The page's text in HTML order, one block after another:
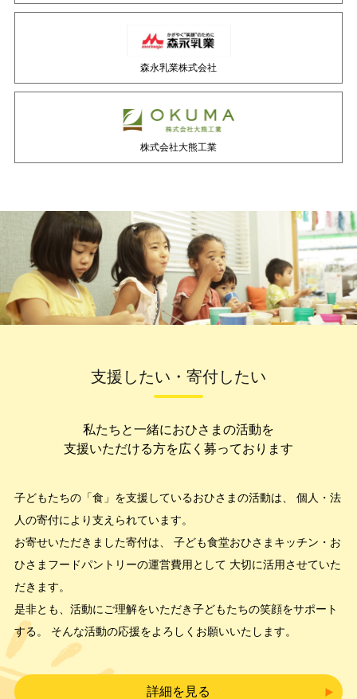
森永乳業株式会社
株式会社大熊工業
支援したい・寄付したい
私たちと一緒におひさまの活動を
支援いただける方を広く募っております
子どもたちの「食」を支援しているおひさまの活動は、
個人・法
人の寄付により支えられています。
お寄せいただきました寄付は、
子ども食堂おひさまキッチン・お
ひさまフードパントリーの運営費用として 大切に活用させていた
だきます。
是非とも、活動にご理解をいただき子どもたちの笑顔をサポート
する。 そんな活動の応援をよろしくお願いいたします。
詳細を見る